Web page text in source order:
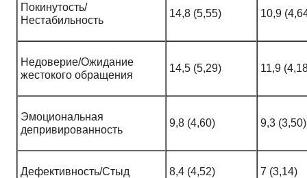
Покинутость/
Нестабильность
14,8 (5,55) 10,9
Недоверие/Ожидание
жестокого обращения
14,5 (5,29) 11,9
Эмоциональная
депривированность
9,8 (4,60) 9,3 (3,50)
Дефективность/Стыд 8,4 (4,52) 7 (3,14)